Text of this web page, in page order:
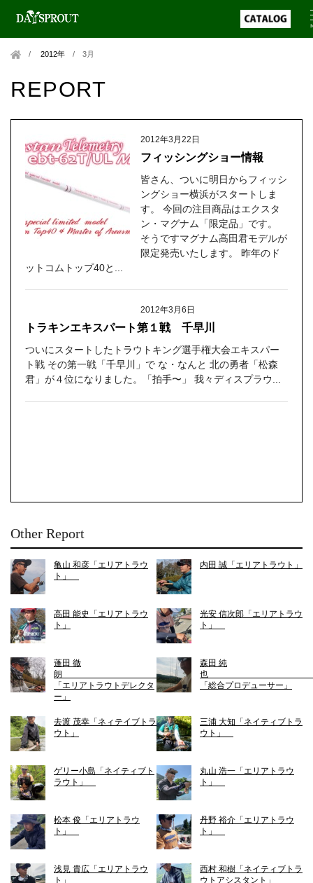
2012年 /3月
REPORT
2012年3月22日
フィッシングショー情報
皆さん、ついに明日からフィッシ
ングショー横浜がスタートしま
す。 今回の注目商品はエクスタ
ン・マグナム「限定品」です。
そうですマグナム高田君モデルが
限定発売いたします。 昨年のド
ットコムトップ40と...
2012年3月6日
トラキンエキスパート第１戦 千早川
ついにスタートしたトラウトキング選手権大会エキスパー
ト戦 その第一戦「千早川」で な・なんと 北の勇者「松森
君」が４位になりました。「拍手〜」 我々ディスプラウ...
Other Report
亀山 和彦「エリアトラウ
ト」
内田 誠「エリアトラウト」
高田 能史「エリアトラウ
ト」
光安 信次郎「エリアトラウ
ト」
蓬田 徹
朗
「エリアトラウトデレクタ
ー」
森田 純
「総合プロデューサー」
去渡 茂幸「ネィテイブトラ
ウト」
三浦 大知「ネイティブトラ
ウト」
ゲリー小島「ネイティブト
ラウト」
丸山 浩一「エリアトラウ
ト」
松本 俊「エリアトラウ
ト」
丹野 裕介「エリアトラウ
ト」
浅見 貴広「エリアトラウ
ト」
西村 和樹「ネイティブトラ
ウトアシスタント」